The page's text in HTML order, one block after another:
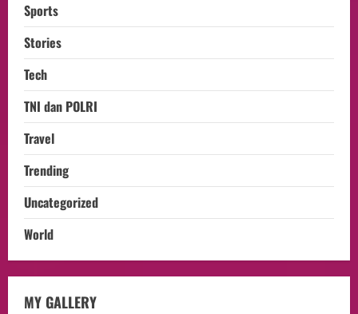
Sports
Stories
Tech
TNI dan POLRI
Travel
Trending
Uncategorized
World
MY GALLERY